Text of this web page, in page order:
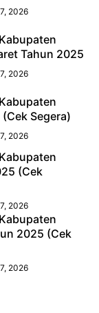
2026
Tahun 2025
2026
Segera)
2026
(Cek
2026
2025 (Cek
2026